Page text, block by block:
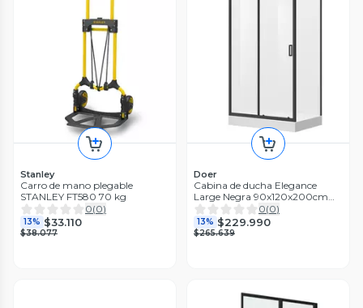
Stanley
Carro de mano plegable
STANLEY FT580 70 kg
0(0)
13% $33.110
$38.077
Doer
Cabina de ducha Elegance
Large Negra 90x120x200cm
diseño Rectangular
0(0)
13% $229.990
$265.639